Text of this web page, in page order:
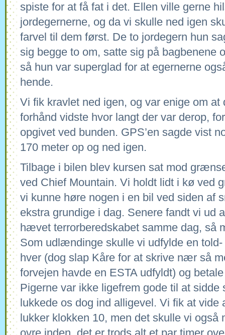
spiste for at få fat i det. Ellen ville gerne
jordegernerne, og da vi skulle ned igen
farvel til dem først. De to jordegern hun
sig begge to om, satte sig på bagbenene
så hun var superglad for at egernerne
hende.
Vi fik kravlet ned igen, og var enige om at
forhånd vidste hvor langt der var derop,
opgivet ved bunden. GPS’en sagde vist
170 meter op og ned igen.
Tilbage i bilen blev kursen sat mod
ved Chief Mountain. Vi holdt lidt i kø ved
vi kunne høre nogen i en bil ved siden af
ekstra grundige i dag. Senere fandt vi ud
hævet terrorberedskabet samme dag, så
Som udlændinge skulle vi udfylde en
hver (dog slap Kåre for at skrive nær så
forvejen havde en ESTA udfyldt) og
Pigerne var ikke ligefrem gode til at sidde
lukkede os dog ind alligevel. Vi fik at
lukker klokken 10, men det skulle vi